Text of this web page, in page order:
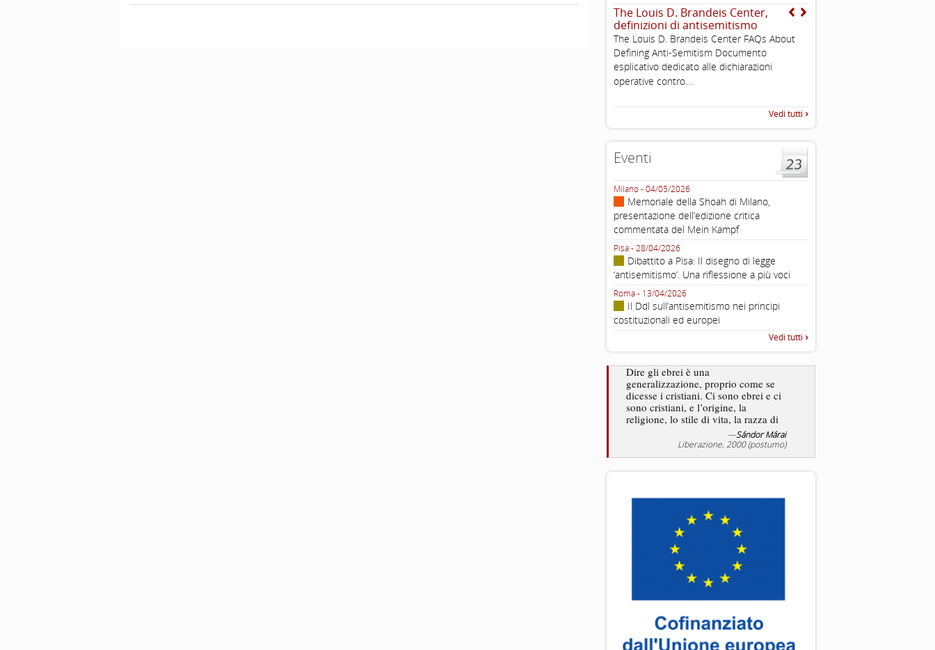
The Louis D. Brandeis Center,
definizioni di antisemitismo
The Louis D. Brandeis Center FAQs About
Defining Anti-Semitism Documento
esplicativo dedicato alle dichiarazioni
operative contro...
Vedi tutti
Eventi
Milano - 04/05/2026
Memoriale della Shoah di Milano,
presentazione dell’edizione critica
commentata del Mein Kampf
Pisa - 28/04/2026
Dibattito a Pisa: Il disegno di legge
‘antisemitismo’. Una riflessione a più voci
Roma - 13/04/2026
Il Ddl sull’antisemitismo nei principi
costituzionali ed europei
Vedi tutti
Dire gli ebrei è una
generalizzazione, proprio come se
dicesse i cristiani. Ci sono ebrei e ci
sono cristiani, e l’origine, la
religione, lo stile di vita, la razza di
sicuro comportano tanti tratti...
—Sándor Márai
Liberazione, 2000 (postumo)